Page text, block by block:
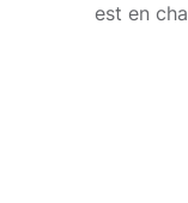
est en